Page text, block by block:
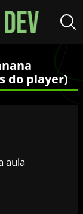
do player)
aula